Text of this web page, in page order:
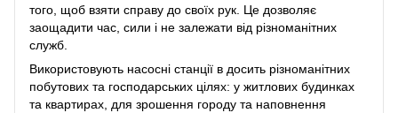
того, щоб взяти справу до своїх рук. Це дозволяє
заощадити час, сили і не залежати від різноманітних
служб.
Використовують насосні станції в досить різноманітних
побутових та господарських цілях: у житлових будинках
та квартирах, для зрошення городу та наповнення